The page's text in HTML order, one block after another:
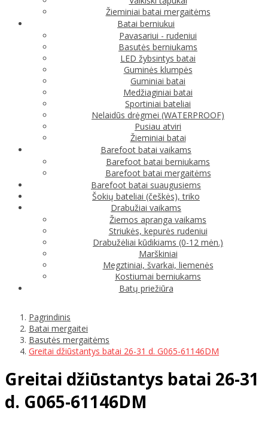
Žieminiai batai mergaitėms
Batai berniukui
Pavasariui - rudeniui
Basutės berniukams
LED žybsintys batai
Guminės klumpės
Guminiai batai
Medžiaginiai batai
Sportiniai bateliai
Nelaidūs drėgmei (WATERPROOF)
Pusiau atviri
Žieminiai batai
Barefoot batai vaikams
Barefoot batai berniukams
Barefoot batai mergaitėms
Barefoot batai suaugusiems
Šokių bateliai (češkės), triko
Drabužiai vaikams
Žiemos apranga vaikams
Striukės, kepurės rudeniui
Drabužėliai kūdikiams (0-12 mėn.)
Marškiniai
Megztiniai, švarkai, liemenės
Kostiumai berniukams
Batų priežiūra
Pagrindinis
Batai mergaitei
Basutės mergaitėms
Greitai džiūstantys batai 26-31 d. G065-61146DM
Greitai džiūstantys batai 26-31
d. G065-61146DM